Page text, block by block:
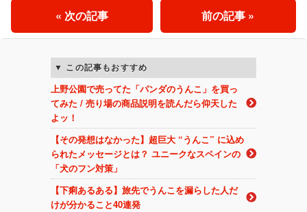
前の記事 »
« 次の記事
この記事もおすすめ
上野公園で売ってた「パンダのうんこ」を買っ
てみた / 売り場の商品説明を読んだら仰天した
よッ！
【その発想はなかった】超巨大 “うんこ” に込め
られたメッセージとは？ ユニークなスペインの
「犬のフン対策」
【下痢あるある】旅先でうんこを漏らした人だ
けが分かること40連発